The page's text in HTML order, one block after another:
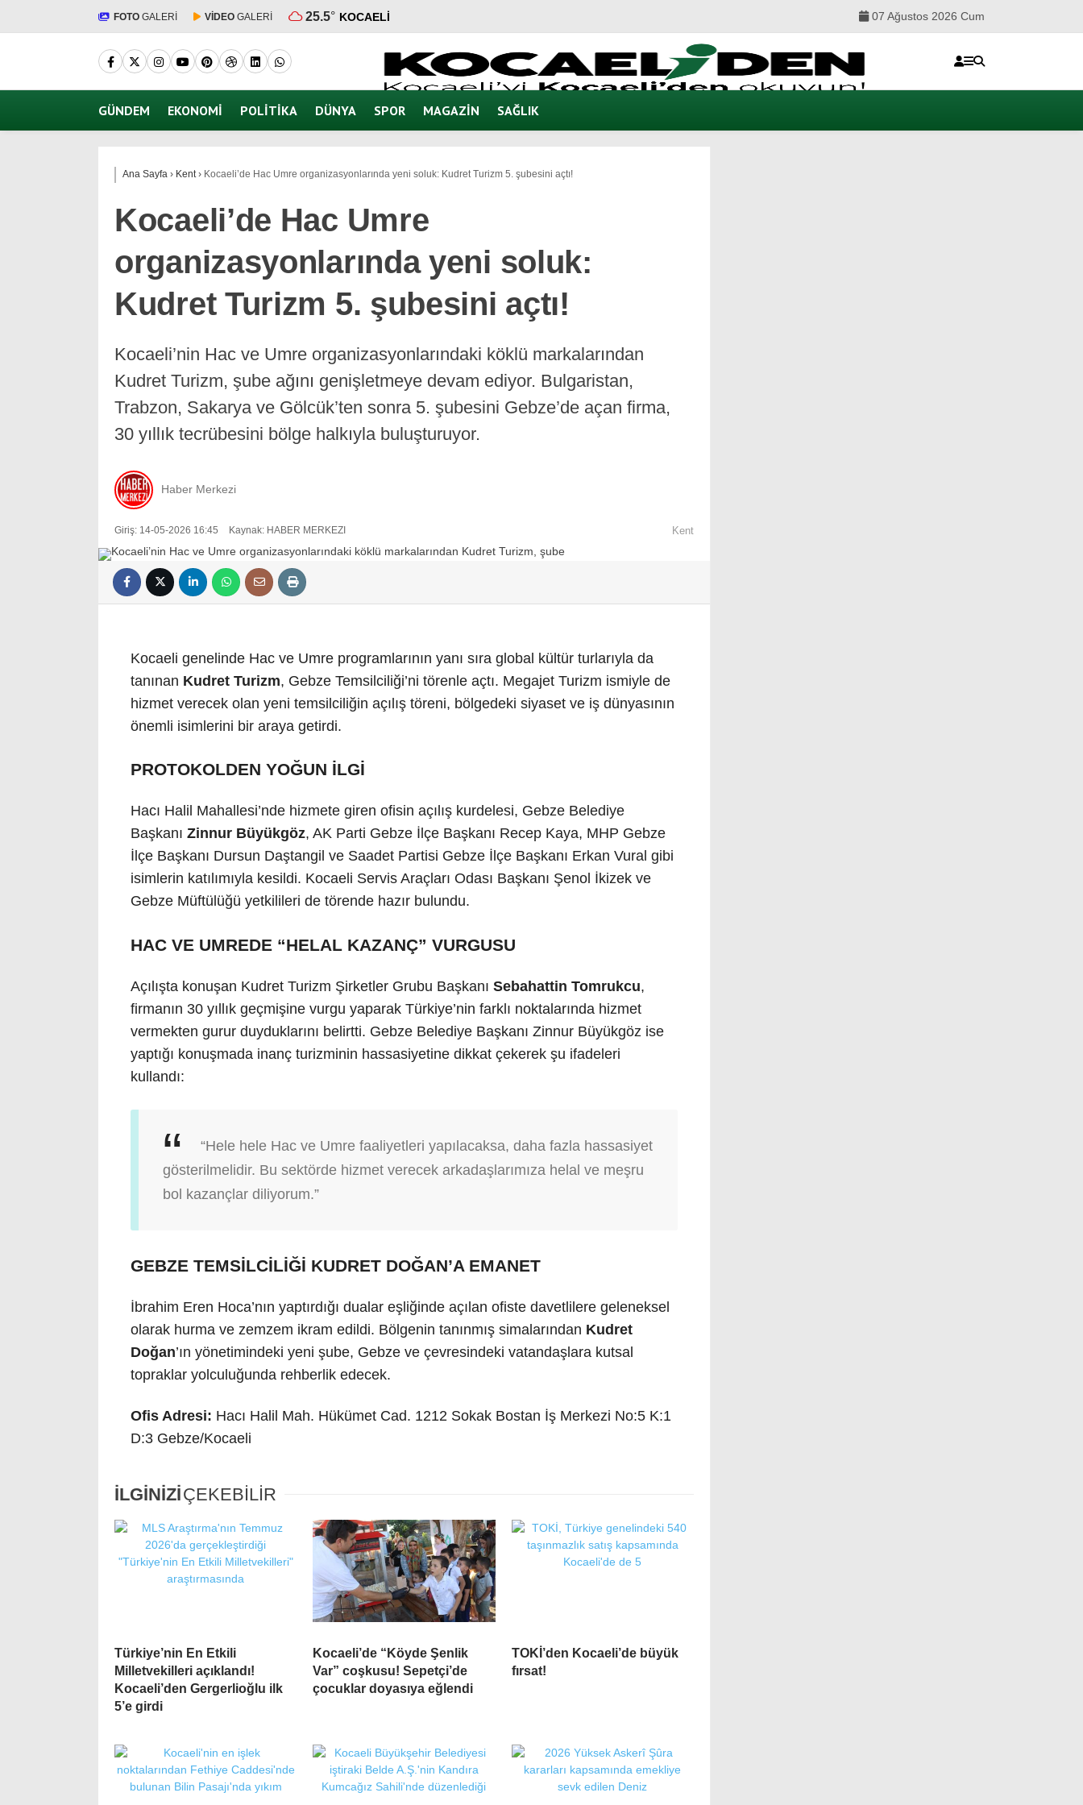
FOTO GALERİ VİDEO GALERİ 25.5° KOCAELI 07 Ağustos 2026 Cum
GÜNDEM EKONOMI POLITIKA DÜNYA SPOR MAGAZIN SAĞLIK
Ana Sayfa › Kent› Kocaeli’de Hac Umre organizasyonlarında yeni soluk: Kudret Turizm 5. şubesini açtı!
Kocaeli’de Hac Umre
organizasyonlarında yeni soluk:
Kudret Turizm 5. şubesini açtı!
Kocaeli’nin Hac ve Umre organizasyonlarındaki köklü markalarından
Kudret Turizm, şube ağını genişletmeye devam ediyor. Bulgaristan,
Trabzon, Sakarya ve Gölcük’ten sonra 5. şubesini Gebze’de açan firma,
30 yıllık tecrübesini bölge halkıyla buluşturuyor.
Haber Merkezi
Giriş: 14-05-2026 16:45 Kaynak: HABER MERKEZI Kent
Kocaeli genelinde Hac ve Umre programlarının yanı sıra global kültür turlarıyla da
tanınan Kudret Turizm, Gebze Temsilciliği’ni törenle açtı. Megajet Turizm ismiyle de
hizmet verecek olan yeni temsilciliğin açılış töreni, bölgedeki siyaset ve iş dünyasının
önemli isimlerini bir araya getirdi.
PROTOKOLDEN YOĞUN İLGİ
Hacı Halil Mahallesi’nde hizmete giren ofisin açılış kurdelesi, Gebze Belediye
Başkanı Zinnur Büyükgöz, AK Parti Gebze İlçe Başkanı Recep Kaya, MHP Gebze
İlçe Başkanı Dursun Daştangil ve Saadet Partisi Gebze İlçe Başkanı Erkan Vural gibi
isimlerin katılımıyla kesildi. Kocaeli Servis Araçları Odası Başkanı Şenol İkizek ve
Gebze Müftülüğü yetkilileri de törende hazır bulundu.
HAC VE UMREDE “HELAL KAZANÇ” VURGUSU
Açılışta konuşan Kudret Turizm Şirketler Grubu Başkanı Sebahattin Tomrukcu,
firmanın 30 yıllık geçmişine vurgu yaparak Türkiye’nin farklı noktalarında hizmet
vermekten gurur duyduklarını belirtti. Gebze Belediye Başkanı Zinnur Büyükgöz ise
yaptığı konuşmada inanç turizminin hassasiyetine dikkat çekerek şu ifadeleri
kullandı:
“Hele hele Hac ve Umre faaliyetleri yapılacaksa, daha fazla hassasiyet
gösterilmelidir. Bu sektörde hizmet verecek arkadaşlarımıza helal ve meşru
bol kazançlar diliyorum.”
GEBZE TEMSİLCİLİĞİ KUDRET DOĞAN’A EMANET
İbrahim Eren Hoca’nın yaptırdığı dualar eşliğinde açılan ofiste davetlilere geleneksel
olarak hurma ve zemzem ikram edildi. Bölgenin tanınmış simalarından Kudret
Doğan’ın yönetimindeki yeni şube, Gebze ve çevresindeki vatandaşlara kutsal
topraklar yolculuğunda rehberlik edecek.
Ofis Adresi: Hacı Halil Mah. Hükümet Cad. 1212 Sokak Bostan İş Merkezi No:5 K:1
D:3 Gebze/Kocaeli
İLGİNİZİÇEKEBİLİR
Türkiye’nin En Etkili
Milletvekilleri açıklandı!
Kocaeli’den Gergerlioğlu ilk
5’e girdi
Kocaeli’de “Köyde Şenlik
Var” coşkusu! Sepetçi’de
çocuklar doyasıya eğlendi
TOKİ’den Kocaeli’de büyük
fırsat!